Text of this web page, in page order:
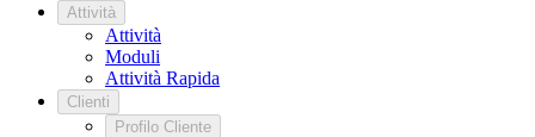
Attività
Attività
Moduli
Attività Rapida
Clienti
Profilo Cliente